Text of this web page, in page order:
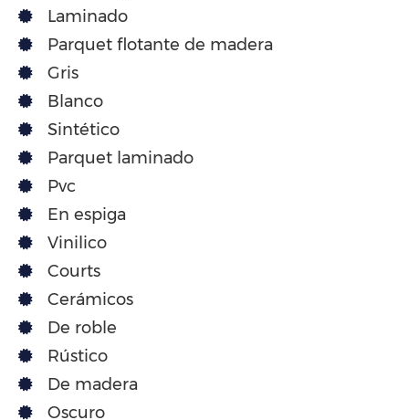
Laminado
Parquet flotante de madera
Gris
Blanco
Sintético
Parquet laminado
Pvc
En espiga
Vinilico
Courts
Cerámicos
De roble
Rústico
De madera
Oscuro